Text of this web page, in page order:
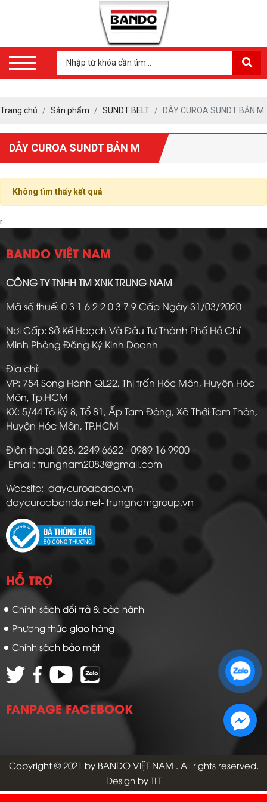
Trang chủ Sản phẩm SUNDT BELT DÂY CUROA SUNDT BẢN M
DÂY CUROA SUNDT BẢN M
Không tìm thấy kết quả
r
BANDO VIỆT NAM
CÔNG TY TNHH TM XNK TRUNG NAM
Mã số thuế: 0 3 1 6 2 2 0 3 7 9 Cấp Ngày 31/03/2020
Nơi Cấp: Sở Kế Hoạch Và Đầu Tư Thành Phố Hồ Chí
Minh Phòng Đăng Ký Kinh Doanh
Địa chỉ:
VP: 754 Song Hành QL22, Thị trấn Hóc Môn, Huyện Hóc
Môn, Tp.HCM
KX: 5/44 Tô Ký 8, Tổ 81, Ấp Tam Đông, Xã Thới Tam Thôn,
Huyện Hóc Môn, TP.HCM
Điện thoại: 028. 2249 6622 - 0989 16 9900 -
Email: trungnam2083@gmail.com
Website: daycuroabado.vn-
daycuroabando.net- trungnamgroup.vn
HỖ TRỢ
Chính sách đổi trả & bảo hành
Phương thức giao hàng
Chính sách bảo mật
FANPAGE FACEBOOK
Copyright © 2021 by BANDO VIỆT NAM . All rights reserved.
Design by TLT
Zalo 2: 0972 14 9900